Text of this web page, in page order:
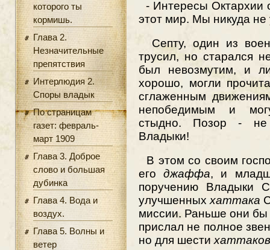
которого ты
кормишь.
Глава 2.
Незначительные
препятствия
Интерлюдия 2.
Споры владык
По страницам
газет: февраль-
март 1909
Глава 3. Доброе
слово и большая
дубинка
Глава 4. Вода и
воздух.
Глава 5. Волны и
ветер
- Интересы Октархии
этот мир. Мы никуда не
Септу, один из
трусил, но старался
был невозмутим, и
хорошо, могли
сглаженным
непобедимым и
стыдно. Позор - не
Владыки!
В этом со своим
егоджаффа, и
поручению Владыки
улучшенныххаттака
миссии. Раньше они бы
прислал не полное
но для шести хаттаков